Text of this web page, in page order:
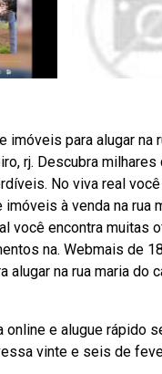
imóveis para alugar na
rj. Descubra
No viva real
à venda na rua
você encontra muitas
na. Webmais de 18
alugar na rua maria do
online e alugue rápido
vinte e seis de